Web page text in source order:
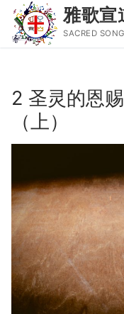
content
雅歌宣
SACRED
Search
for:
主日讲道
圣经导读新唱
属灵书籍
聚会信息
2 圣灵的恩
（上）